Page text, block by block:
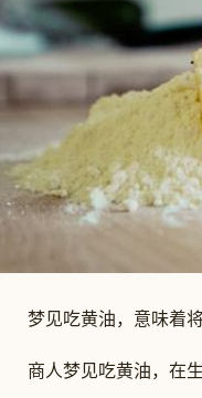
梦见吃黄油，意味着将
商人梦见吃黄油，在生